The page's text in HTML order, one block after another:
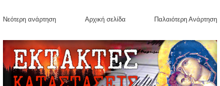
Νεότερη ανάρτηση Παλαιότερη Ανάρτηση
Αρχική σελίδα